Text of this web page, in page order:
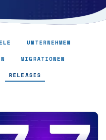
UNTERNEHMEN
MIGRATIONEN
RELEASES